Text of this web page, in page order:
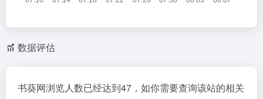
数据评估
书葵网浏览人数已经达到47，如你需要查询该站的相关